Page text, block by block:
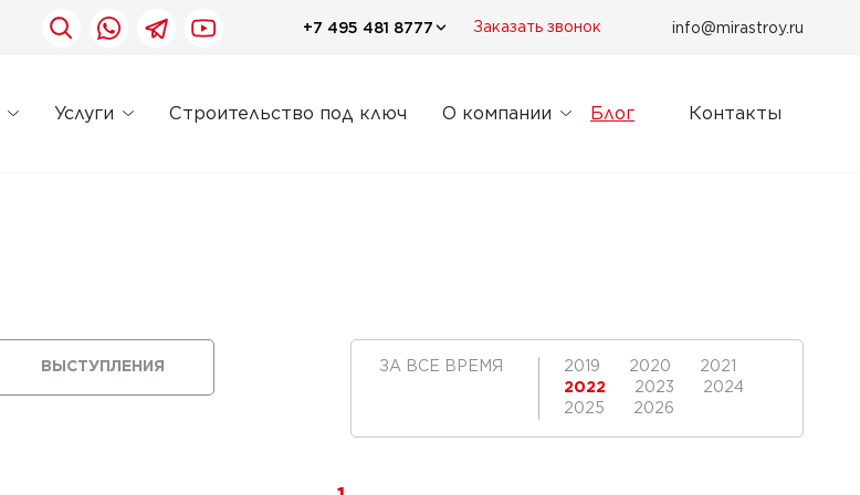
+7 495 481 8777 Заказать звонок info@mirastroy.ru
Услуги Строительство под ключ О компании Блог Контакты
ВЫСТУПЛЕНИЯ ЗА ВСЕ ВРЕМЯ 2019 2020
2021
2022
2023
2024
2025
2026